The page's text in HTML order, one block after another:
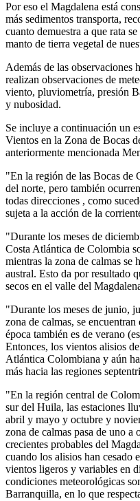
Por eso el Magdalena está
más sedimentos transporta,
cuanto demuestra a que rata
manto de tierra vegetal de
Además de las observaciones
realizan observaciones de
viento, pluviometría, presión
y nubosidad.
Se incluye a continuación un
Vientos en la Zona de Bocas
anteriormente mencionada
"En la región de las Bocas de
del norte, pero también
todas direcciones , como
sujeta a la acción de la
"Durante los meses de
Costa Atlántica de Colombia
mientras la zona de calmas se
austral. Esto da por resultado
secos en el valle del
"Durante los meses de junio,
zona de calmas, se
época también es de verano
Entonces, los vientos alisios
Atlántica Colombiana y aún
más hacia las regiones
"En la región central de
sur del Huila, las estaciones
abril y mayo y octubre y
zona de calmas pasa de uno
crecientes probables del
cuando los alisios han cesado
vientos ligeros y variables en
condiciones meteorológicas
Barranquilla, en lo que